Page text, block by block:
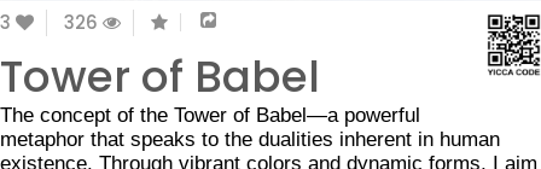
3 326
Tower of Babel
The concept of the Tower of Babel—a powerful
metaphor that speaks to the dualities inherent in human
existence. Through vibrant colors and dynamic forms, I aim